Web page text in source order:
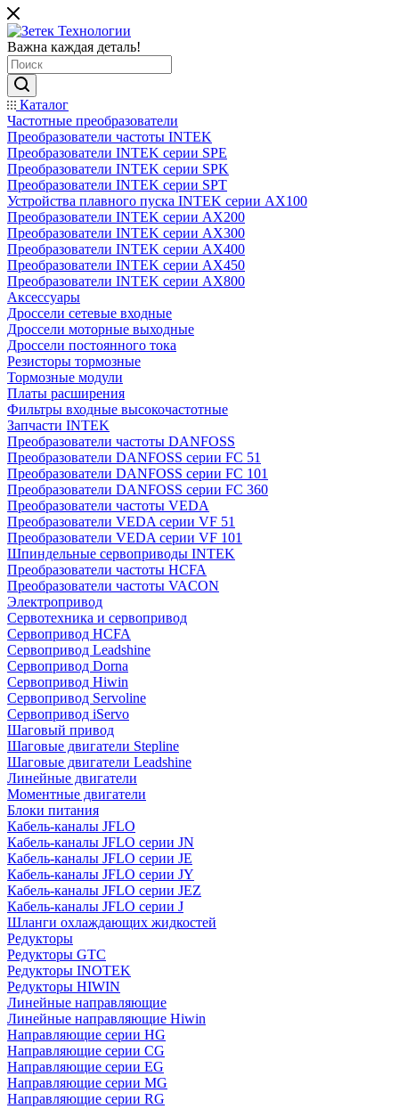
Важна каждая деталь!
Каталог
Частотные преобразователи
Преобразователи частоты INTEK
Преобразователи INTEK серии SPE
Преобразователи INTEK серии SPK
Преобразователи INTEK серии SPT
Устройства плавного пуска INTEK серии AX100
Преобразователи INTEK серии AX200
Преобразователи INTEK серии AX300
Преобразователи INTEK серии AX400
Преобразователи INTEK серии AX450
Преобразователи INTEK серии AX800
Аксессуары
Дроссели сетевые входные
Дроссели моторные выходные
Дроссели постоянного тока
Резисторы тормозные
Тормозные модули
Платы расширения
Фильтры входные высокочастотные
Запчасти INTEK
Преобразователи частоты DANFOSS
Преобразователи DANFOSS серии FC 51
Преобразователи DANFOSS серии FC 101
Преобразователи DANFOSS серии FC 360
Преобразователи частоты VEDA
Преобразователи VEDA серии VF 51
Преобразователи VEDA серии VF 101
Шпиндельные сервоприводы INTEK
Преобразователи частоты HCFA
Преобразователи частоты VACON
Электропривод
Сервотехника и сервопривод
Сервопривод HCFA
Сервопривод Leadshine
Сервопривод Dorna
Сервопривод Hiwin
Сервопривод Servoline
Сервопривод iServo
Шаговый привод
Шаговые двигатели Stepline
Шаговые двигатели Leadshine
Линейные двигатели
Моментные двигатели
Блоки питания
Кабель-каналы JFLO
Кабель-каналы JFLO серии JN
Кабель-каналы JFLO серии JE
Кабель-каналы JFLO серии JY
Кабель-каналы JFLO серии JEZ
Кабель-каналы JFLO серии J
Шланги охлаждающих жидкостей
Редукторы
Редукторы GTC
Редукторы INOTEK
Редукторы HIWIN
Линейные направляющие
Линейные направляющие Hiwin
Направляющие серии HG
Направляющие серии CG
Направляющие серии EG
Направляющие серии MG
Направляющие серии RG